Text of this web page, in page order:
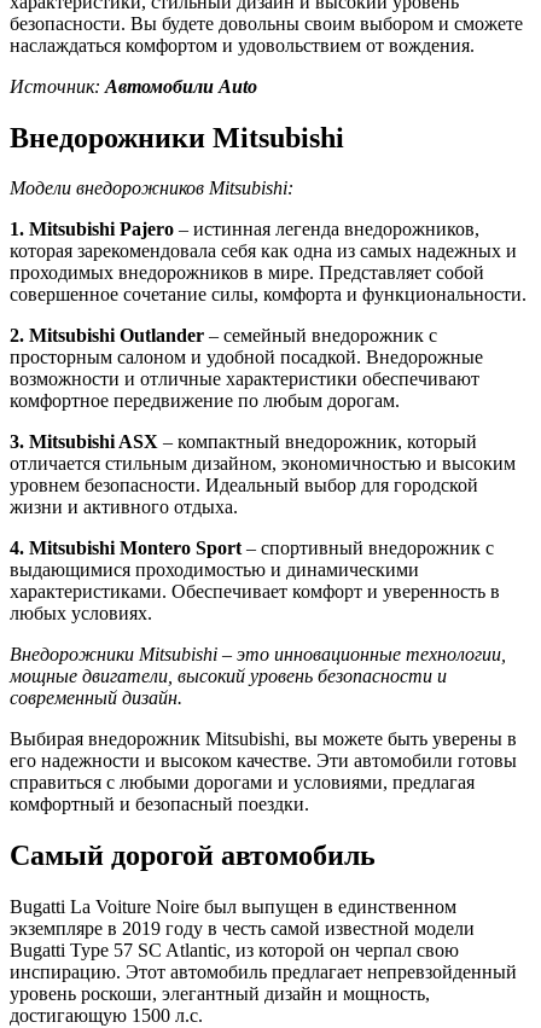
безопасности. Вы будете довольны своим выбором и сможете
наслаждаться комфортом и удовольствием от вождения.
Источник: Автомобили Auto
Внедорожники Mitsubishi
Модели внедорожников Mitsubishi:
1. Mitsubishi Pajero – истинная легенда внедорожников,
которая зарекомендовала себя как одна из самых надежных и
проходимых внедорожников в мире. Представляет собой
совершенное сочетание силы, комфорта и функциональности.
2. Mitsubishi Outlander – семейный внедорожник с
просторным салоном и удобной посадкой. Внедорожные
возможности и отличные характеристики обеспечивают
комфортное передвижение по любым дорогам.
3. Mitsubishi ASX – компактный внедорожник, который
отличается стильным дизайном, экономичностью и высоким
уровнем безопасности. Идеальный выбор для городской
жизни и активного отдыха.
4. Mitsubishi Montero Sport– спортивный внедорожник с
выдающимися проходимостью и динамическими
характеристиками. Обеспечивает комфорт и уверенность в
любых условиях.
Внедорожники Mitsubishi – это инновационные технологии,
мощные двигатели, высокий уровень безопасности и
современный дизайн.
Выбирая внедорожник Mitsubishi, вы можете быть уверены в
его надежности и высоком качестве. Эти автомобили готовы
справиться с любыми дорогами и условиями, предлагая
комфортный и безопасный поездки.
Самый дорогой автомобиль
Bugatti La Voiture Noire был выпущен в единственном
экземпляре в 2019 году в честь самой известной модели
Bugatti Type 57 SC Atlantic, из которой он черпал свою
инспирацию. Этот автомобиль предлагает непревзойденный
уровень роскоши, элегантный дизайн и мощность,
достигающую 1500 л.с.